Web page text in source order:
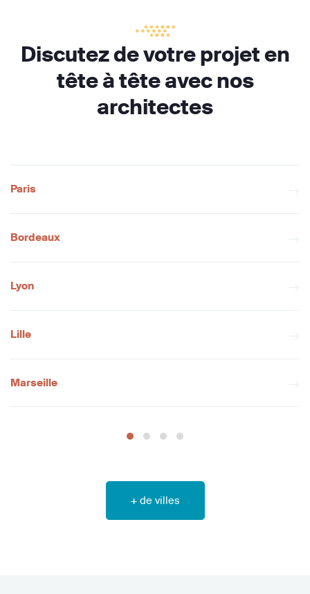
Discutez de votre projet en
tête à tête avec nos
architectes
Paris
Bordeaux
Lyon
Lille
Marseille
+ de villes